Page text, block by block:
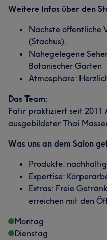
Weitere Infos über den
Nächste öffentliche
(Stachus).
Nahegelegene
Botanischer Garten
Atmosphäre:
Das Team:
Fatir praktiziert seit 2011
ausgebildeter Thai
Was uns an dem Salon
Produkte:
Expertise:
Extras: Freie
erreichen mit den
Montag
Dienstag